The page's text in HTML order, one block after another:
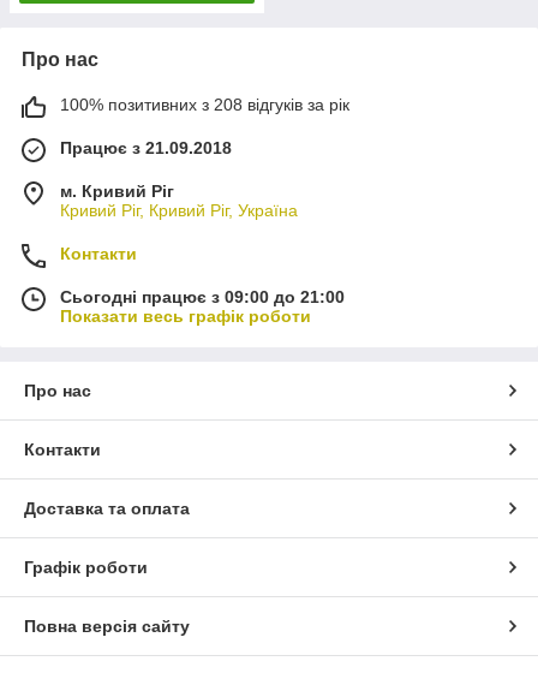
Про нас
100% позитивних з 208 відгуків за рік
Працює з 21.09.2018
м. Кривий Ріг
Кривий Ріг, Кривий Ріг, Україна
Контакти
Сьогодні працює з 09:00 до 21:00
Показати весь графік роботи
Про нас
Контакти
Доставка та оплата
Графік роботи
Повна версія сайту